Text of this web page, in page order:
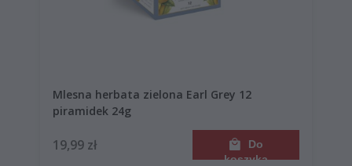
Mlesna herbata zielona Earl Grey 12
piramidek 24g
19,99 zł
Do
koszyka